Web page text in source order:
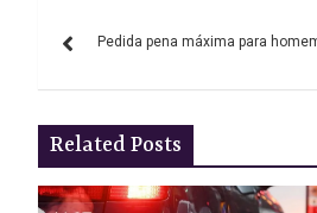
de
artigos
Pedida pena máxima para
Related Posts